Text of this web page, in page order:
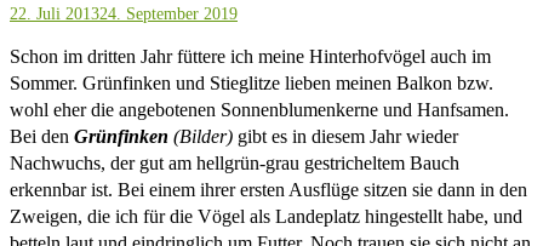
22. Juli 201324. September 2019
Schon im dritten Jahr füttere ich meine Hinterhofvögel auch im
Sommer. Grünfinken und Stieglitze lieben meinen Balkon bzw.
wohl eher die angebotenen Sonnenblumenkerne und Hanfsamen.
Bei den Grünfinken (Bilder) gibt es in diesem Jahr wieder
Nachwuchs, der gut am hellgrün-grau gestricheltem Bauch
erkennbar ist. Bei einem ihrer ersten Ausflüge sitzen sie dann in den
Zweigen, die ich für die Vögel als Landeplatz hingestellt habe, und